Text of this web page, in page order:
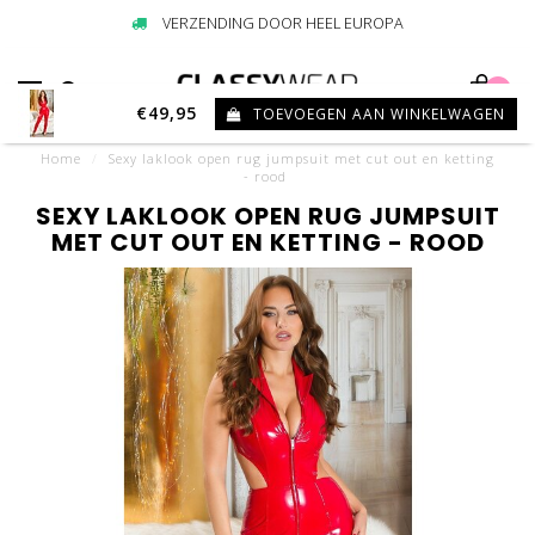
VERZENDING DOOR HEEL EUROPA
Home
Sexy laklook open rug jumpsuit met cut out en ketting
- rood
€49,95 TOEVOEGEN AAN WINKELWAGEN
SEXY LAKLOOK OPEN RUG JUMPSUIT
MET CUT OUT EN KETTING - ROOD